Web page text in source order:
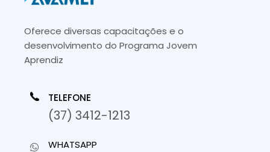
Oferece diversas capacitações e o
desenvolvimento do Programa Jovem
Aprendiz
TELEFONE
(37) 3412-1213
WHATSAPP